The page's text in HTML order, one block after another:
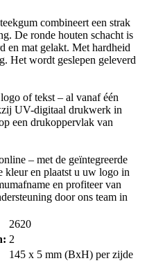
combineert een strak
De ronde houten schacht is
en mat gelakt. Met hardheid
Het wordt geslepen geleverd
of tekst – al vanaf één
UV-digitaal drukwerk in
een drukoppervlak van
– met de geïntegreerde
kleur en plaatst u uw logo in
en profiteer van
door ons team in
2620
2
145 x 5 mm (BxH) per zijde